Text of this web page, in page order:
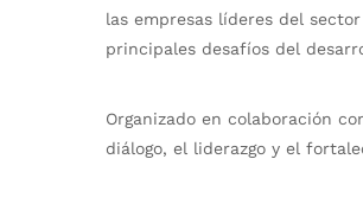
las empresas líderes del
principales desafíos del
Organizado en colaboración
diálogo, el liderazgo y el